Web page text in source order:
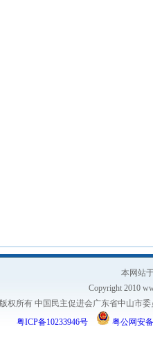
本网站
Copyright 2010
版权所有 中国民主促进会广东省中山市
粤ICP备10233946号
粤公网安